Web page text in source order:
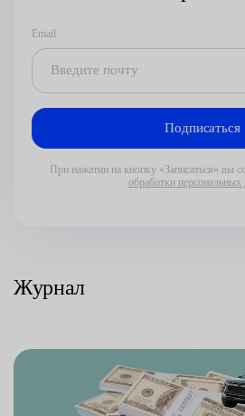
Email
При нажатии на кнопку «Записаться» вы
обработки персональных
Журнал